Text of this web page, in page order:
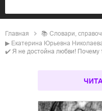
Главная 📚
словари,
▶ Екатерина Юрьевна
✔️ Я не достойна любви!